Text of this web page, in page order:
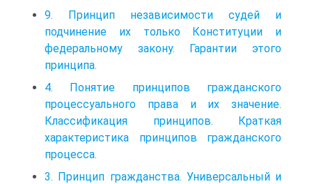
9. Принцип независимости судей и
подчинение их только Конституции и
федеральному закону. Гарантии этого
принципа.
4. Понятие принципов гражданского
процессуального права и их значение.
Классификация принципов. Краткая
характеристика принципов гражданского
процесса.
3. Принцип гражданства. Универсальный и